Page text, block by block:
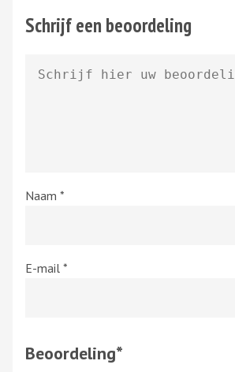
Schrijf een beoordeling
Naam *
E-mail *
Beoordeling*